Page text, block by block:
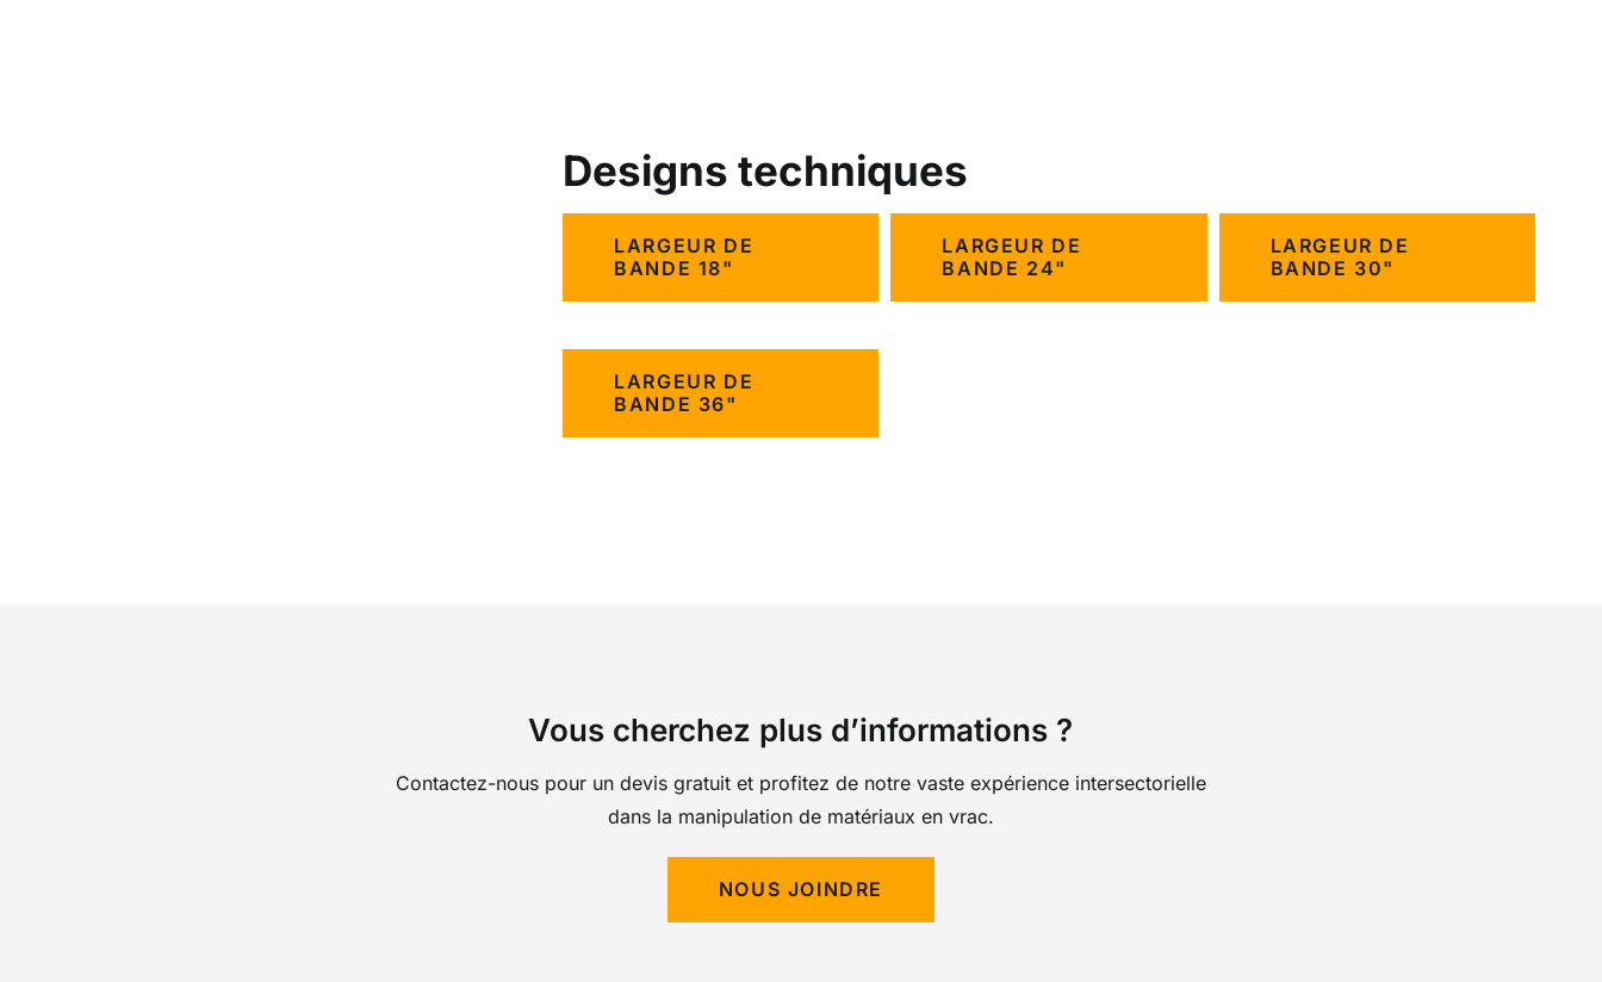
Designs techniques
LARGEUR DE
BANDE 18"
LARGEUR DE
BANDE 24"
LARGEUR DE
BANDE 30"
LARGEUR DE
BANDE 36"
Vous cherchez plus d’informations ?
Contactez-nous pour un devis gratuit et profitez de notre vaste expérience intersectorielle
dans la manipulation de matériaux en vrac.
NOUS JOINDRE